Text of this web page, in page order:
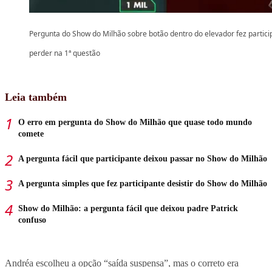
Pergunta do Show do Milhão sobre botão dentro do elevador fez
perder na 1ª questão
Leia também
O erro em pergunta do Show do Milhão que quase todo mundo
comete
A pergunta fácil que participante deixou passar no Show do Milhão
A pergunta simples que fez participante desistir do Show do Milhão
Show do Milhão: a pergunta fácil que deixou padre Patrick
confuso
Andréa escolheu a opção “saída suspensa”, mas o correto era